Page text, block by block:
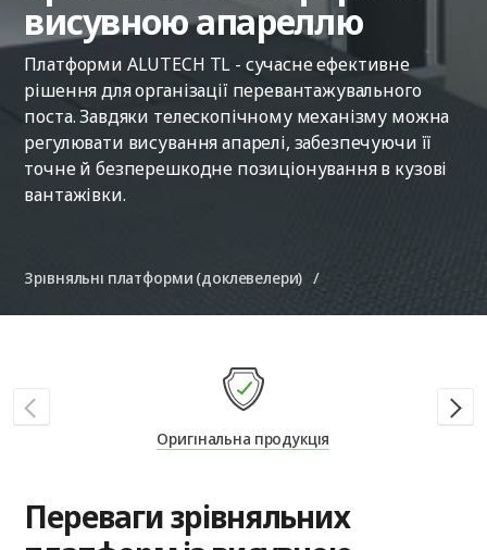
висувною апареллю
Платформи ALUTECH TL - сучасне ефективне
рішення для організації перевантажувального
поста. Завдяки телескопічному механізму можна
регулювати висування апарелі, забезпечуючи її
точне й безперешкодне позиціонування в кузові
вантажівки.
Зрівняльні платформи (доклевелери)
Оригінальна продукція
Переваги зрівняльних